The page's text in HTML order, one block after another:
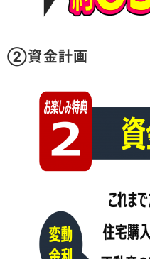
②資金計画